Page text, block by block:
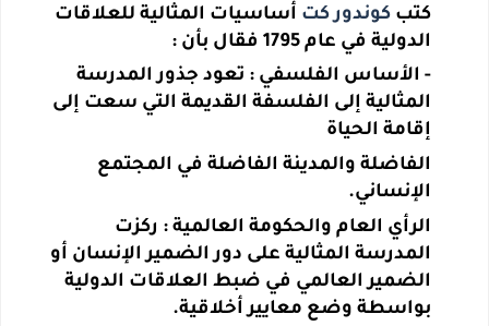
كتبكوندور كت أساسيات المثالية للعلاقات
الدولية في عام 1795 فقال بأن :
- الأساس الفلسفي : تعود جذور المدرسة
المثالية إلى الفلسفة القديمة التي سعت إلى
إقامة الحياة
الفاضلة والمدينة الفاضلة في المجتمع
الإنساني.
الرأي العام والحكومة العالمية : ركزت
المدرسة المثالية على دور الضمير الإنسان أو
الضمير العالمي في ضبط العلاقات الدولية
بواسطة وضع معايير أخلاقية.